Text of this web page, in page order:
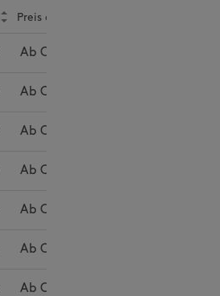
Preis ab
Ab CHF 1.91
Ab CHF 2.00
Ab CHF 2.20
Ab CHF 1.55
Ab CHF 1.62
Ab CHF 1.77
Ab CHF 1.62